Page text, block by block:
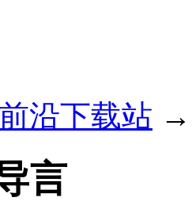
沿下载站
言